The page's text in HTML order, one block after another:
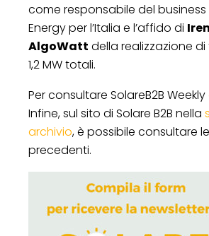
come responsabile del business
Energy per l’Italia e l’affido di
AlgoWatt della realizzazione
1,2 MW totali.
Per consultare SolareB2B Weekly
Infine, sul sito di Solare B2B nella
archivio, è possibile consultare
precedenti.